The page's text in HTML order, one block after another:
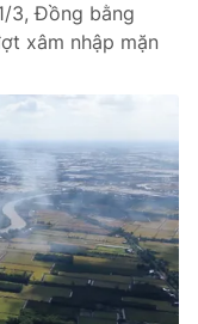
3, Đồng bằng
xâm nhập mặn